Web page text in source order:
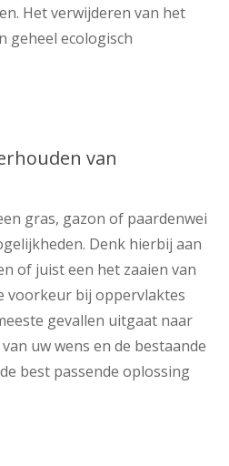
Het verwijderen van het
geheel ecologisch
van
gras, gazon of paardenwei
Denk hierbij aan
of juist een het zaaien van
voorkeur bij oppervlaktes
gevallen uitgaat naar
uw wens en de bestaande
best passende oplossing